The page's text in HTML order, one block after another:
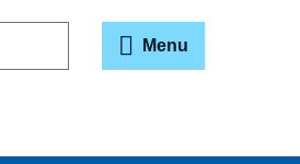
Zoeken
Menu